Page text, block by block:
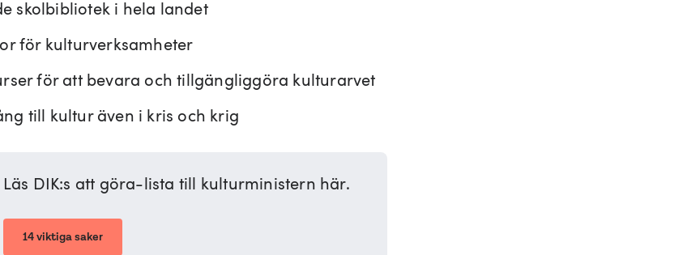
skolbibliotek i hela landet
för kulturverksamheter
för att bevara och tillgängliggöra kulturarvet
till kultur även i kris och krig
Läs DIK:s att göra-lista till kulturministern här.
14 viktiga saker